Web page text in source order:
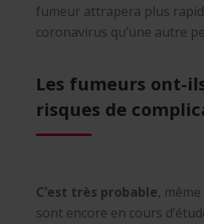
fumeur attrapera plus
coronavirus qu’une autre
Les fumeurs ont-
risques de
C’est très probable,
sont encore en cours